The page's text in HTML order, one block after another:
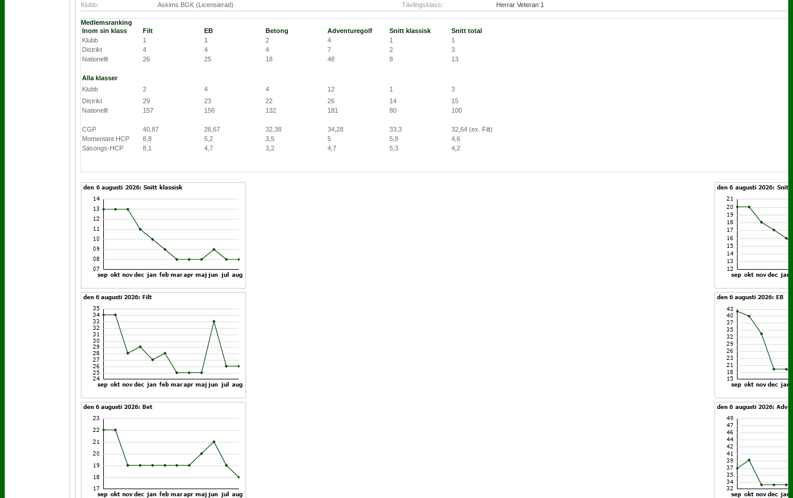
Klubb: Askims BGK (Licensierad) Tävlingsklass: Herrar Veteran 1
Medlemsranking
Inom sin klass
Filt EB Betong Adventuregolf Snitt klassisk
Snitt total
Klubb
1 1 2 4 1
1
Distrikt
4 4 4 7 2
3
Nationellt
26 25 18 48 8 13
Alla klasser
Klubb
2 4 4 12 1
3
Distrikt
29 23 22 26 14
15
Nationellt
157 156 132 181 80 100
CGP 40,87 26,67 32,38 34,28 33,3 32,64 (ex. Filt)
Momentant HCP
8,8 5,2 3,5 5 5,8
4,6
Säsongs-HCP
8,1 4,7 3,2 4,7 5,3 4,2